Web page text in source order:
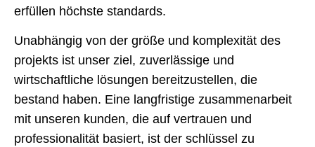
erfüllen höchste standards.
Unabhängig von der größe und komplexität des
projekts ist unser ziel, zuverlässige und
wirtschaftliche lösungen bereitzustellen, die
bestand haben. Eine langfristige zusammenarbeit
mit unseren kunden, die auf vertrauen und
professionalität basiert, ist der schlüssel zu